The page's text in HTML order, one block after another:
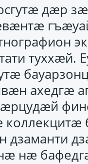
дӕр
туххӕй.
ахедгӕ
дзаманти
нӕ